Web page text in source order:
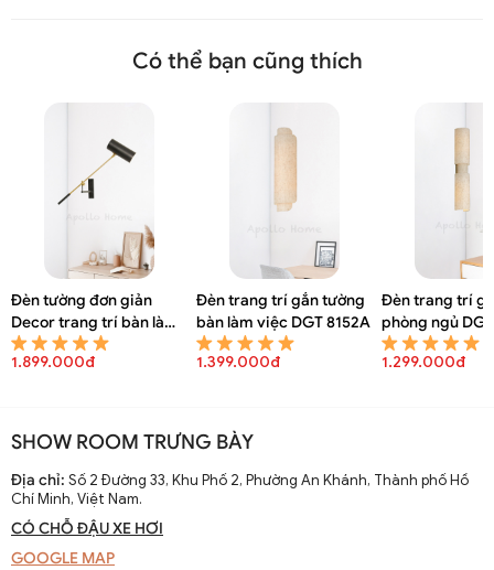
Có thể bạn cũng thích
Đèn tường đơn giản
Decor trang trí bàn làm
việc DGT 8154A
1.899.000đ
Đèn trang trí gắn tường
bàn làm việc DGT 8152A
1.399.000đ
Đèn trang trí
phòng ngủ
1.299.000đ
SHOW ROOM TRƯNG BÀY
Địa chỉ: Số 2 Đường 33, Khu Phố 2, Phường An Khánh, Thành phố Hồ
Chí Minh, Việt Nam.
CÓ CHỖ ĐẬU XE HƠI
GOOGLE MAP